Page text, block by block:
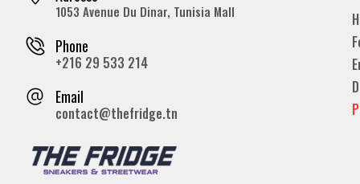
1053 Avenue Du Dinar, Tunisia Mall
Phone
+216 29 533 214
Email
contact@thefridge.tn